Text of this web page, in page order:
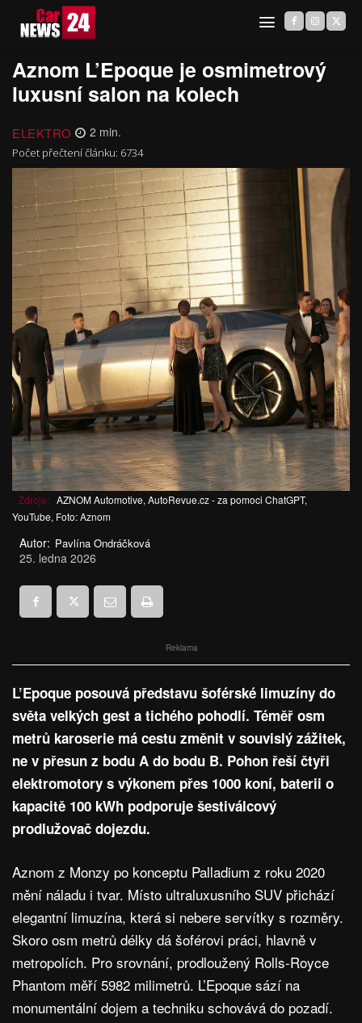
Aznom L’Epoque je osmimetrový
luxusní salon na kolech
ELEKTRO 2 min.
Počet přečtení článku: 6734
Zdroje: AZNOM Automotive, AutoRevue.cz - za pomoci ChatGPT,
YouTube, Foto: Aznom
Autor: Pavlína Ondráčková
25. ledna 2026
Reklama
L’Epoque posouvá představu šoférské limuzíny do
světa velkých gest a tichého pohodlí. Téměř osm
metrů karoserie má cestu změnit v souvislý zážitek,
ne v přesun z bodu A do bodu B. Pohon řeší čtyři
elektromotory s výkonem přes 1000 koní, baterii o
kapacitě 100 kWh podporuje šestiválcový
prodlužovač dojezdu.
Aznom z Monzy po konceptu Palladium z roku 2020
mění náladu i tvar. Místo ultraluxusního SUV přichází
elegantní limuzína, která si nebere servítky s rozměry.
Skoro osm metrů délky dá šoférovi práci, hlavně v
metropolích. Pro srovnání, prodloužený Rolls-Royce
Phantom měří 5982 milimetrů. L’Epoque sází na
monumentální dojem a techniku schovává do pozadí.